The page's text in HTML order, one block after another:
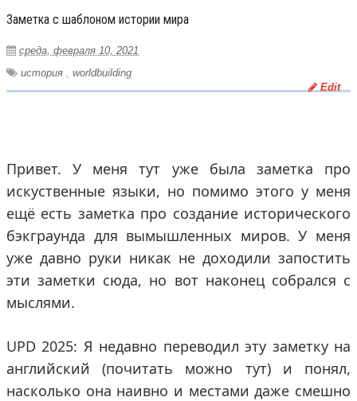
Заметка с шаблоном истории мира
среда, февраля 10, 2021
история , worldbuilding
Edit
Привет. У меня тут уже была заметка про
искуственные языки, но помимо этого у меня
ещё есть заметка про создание исторического
бэкграунда для вымышленных миров. У меня
уже давно руки никак не доходили запостить
эти заметки сюда, но вот наконец собрался с
мыслями.
UPD 2025: Я недавно переводил эту заметку на
английский (почитать можно тут) и понял,
насколько она наивно и местами даже смешно